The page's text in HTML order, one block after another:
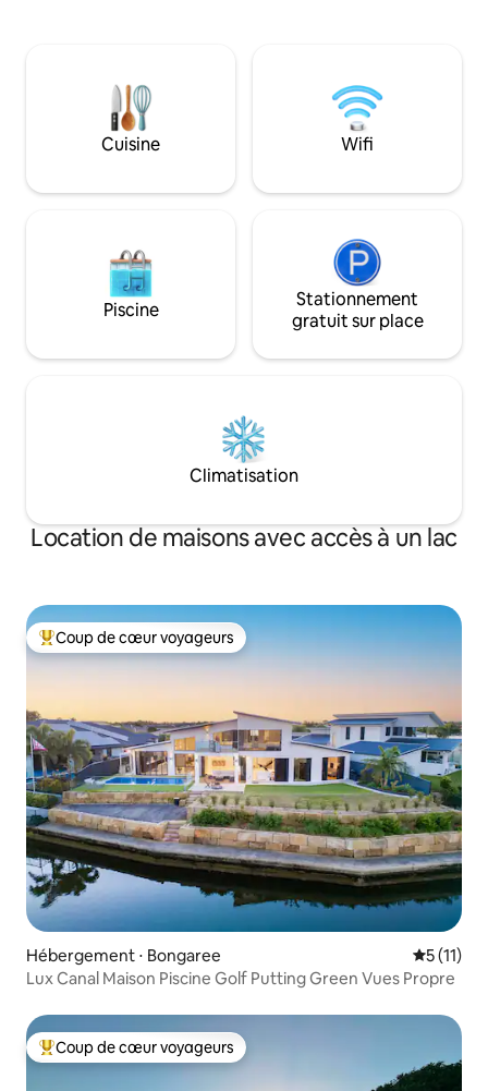
regardant les incroyables couchers de
soleil depuis la terrasse. Essayez la
randonnée dans le parc national de
Mapleton et les chutes de Kondalilla,
destinations touristiques
cafés, aux aires
herbeuses, aux
enfants et à l'aire
cyclable vers le
vélos inclus. Tout
Cuisine Wifi
Piscine
Stationnement
gratuit sur place
Climatisation
Location de maisons avec accès à un lac
Coups de cœur voyageurs les plus appréciés
Coup de cœur voyageurs
Hébergement ⋅ Bongaree
5 (11)
Lux Canal Maison Piscine Golf Putting Green Vues Propre
Coups de cœur voyageurs les plus appréciés
Coup de cœur voyageurs